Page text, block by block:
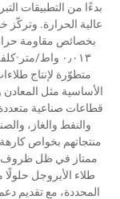
بدءًا من التطبيقات
عالية الحرارة. وتركّز
بخصائص مقاومة
٠٫٠١٣ واط/
متطوّرة لإنتاج
الأساسية مثل المعادن
قطاعات صناعية
والنفط والغاز،
منتجاتهم بخواص
ممتاز في ظل ظروف
طلاء الأيروجل
المحددة، مع تقديم